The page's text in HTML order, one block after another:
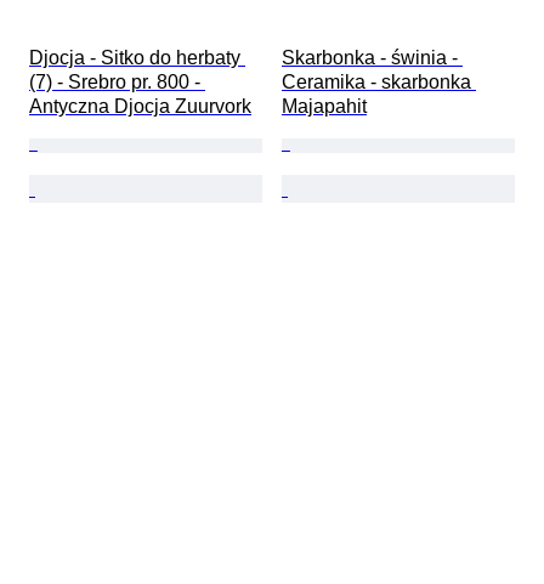
Djocja - Sitko do herbaty
(7) - Srebro pr. 800 -
Antyczna Djocja Zuurvork
Skarbonka - świnia -
Ceramika - skarbonka
Majapahit